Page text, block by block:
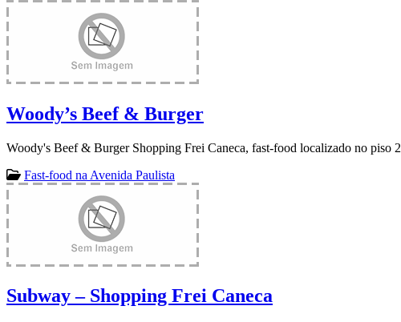
Woody’s Beef & Burger
Woody's Beef & Burger Shopping Frei Caneca, fast-food localizado no piso 2
Fast-food na Avenida Paulista
Subway – Shopping Frei Caneca